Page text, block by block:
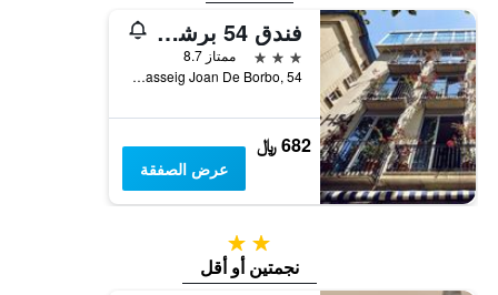
فندق 54 برشالونيتا
3 نجوم
ممتاز 8.7
Passeig Joan De Borbo, 54, برشلونة, أسبانيا
682 ﷼
عرض الصفقة
2 نجمتين
نجمتين أو أقل